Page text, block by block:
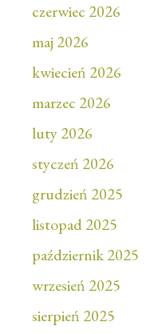
czerwiec 2026
maj 2026
kwiecień 2026
marzec 2026
luty 2026
styczeń 2026
grudzień 2025
listopad 2025
październik 2025
wrzesień 2025
sierpień 2025